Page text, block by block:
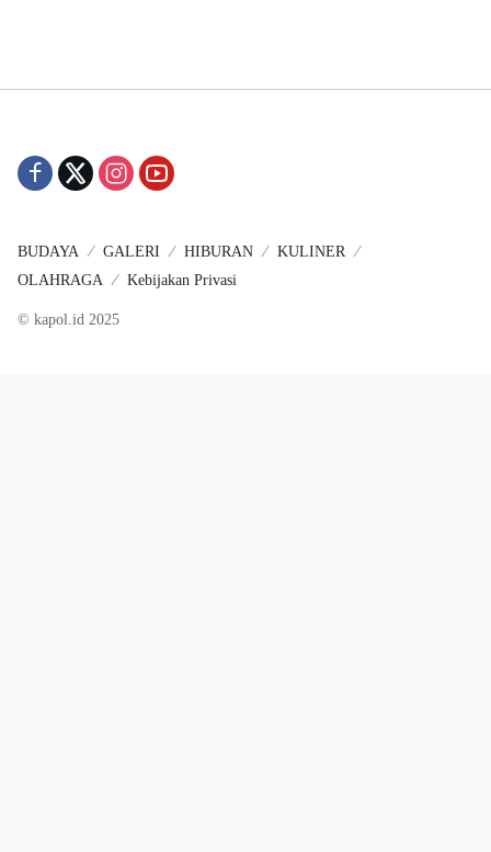
BUDAYA GALERI HIBURAN
KULINER
OLAHRAGA
Kebijakan Privasi
© kapol.id 2025